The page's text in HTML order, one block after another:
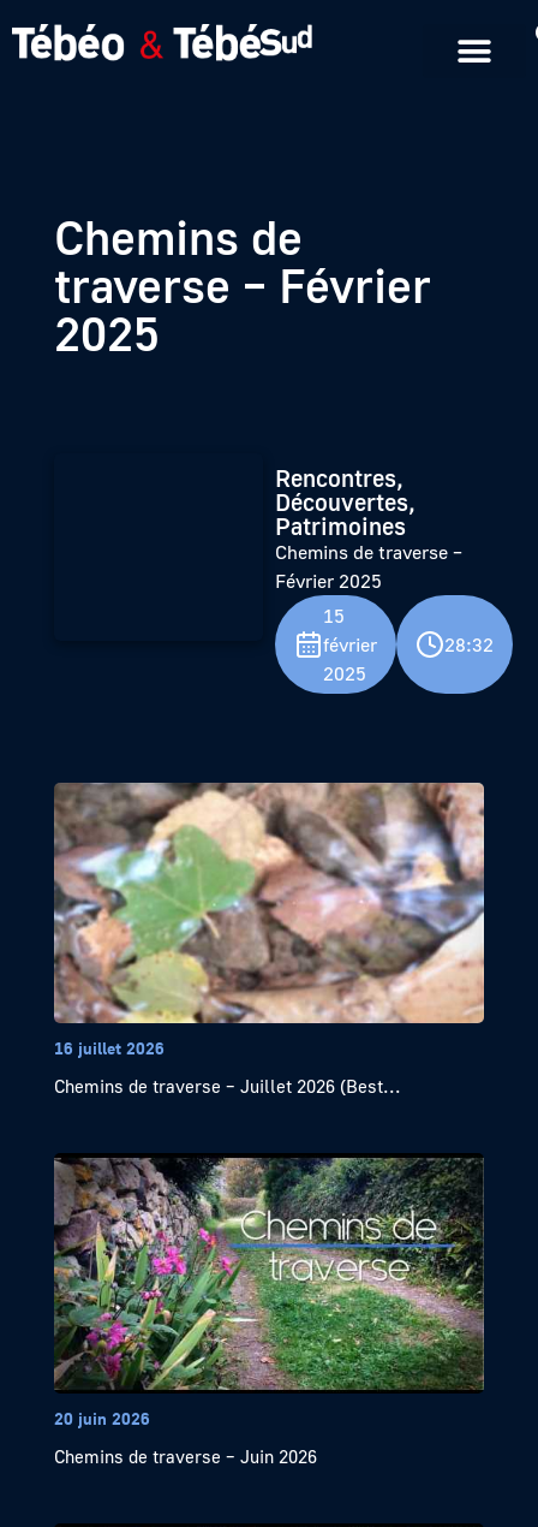
Chemins de
traverse – Février
2025
Rencontres,
Découvertes,
Patrimoines
Chemins de traverse –
Février 2025
15
février
2025
28:32
16 juillet 2026
Chemins de traverse – Juillet 2026 (Best...
20 juin 2026
Chemins de traverse – Juin 2026